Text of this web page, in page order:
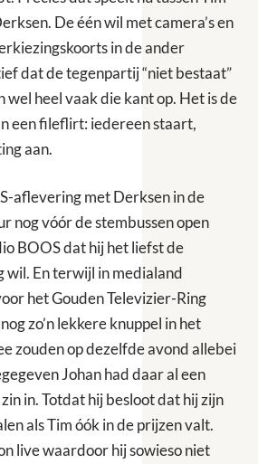
De één wil met camera’s en
in de ander
dat de tegenpartij “niet bestaat”
wel heel vaak die kant op. Het is de
een fileflirt: iedereen staart,
aan.
aflevering met Derksen in de
nog vóór de stembussen open
BOOS dat hij het liefst de
En terwijl in medialand
het Gouden Televizier-Ring
zo’n lekkere knuppel in het
zouden op dezelfde avond allebei
Johan had daar al een
in. Totdat hij besloot dat hij zijn
als Tim óók in de prijzen valt.
live waardoor hij sowieso niet